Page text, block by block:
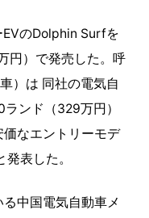
のDolphin Surfを
円）で発売した。呼
）は 同社の電気自
ンド（329万円）
なエントリーモデ
表した。
中国電気自動車メ